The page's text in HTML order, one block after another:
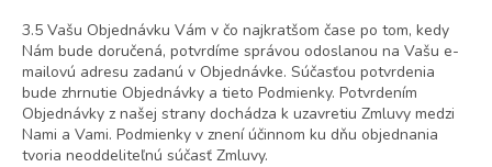
3.5 Vašu Objednávku Vám v čo najkratšom čase po tom, kedy
Nám bude doručená, potvrdíme správou odoslanou na Vašu e-
mailovú adresu zadanú v Objednávke. Súčasťou potvrdenia
bude zhrnutie Objednávky a tieto Podmienky. Potvrdením
Objednávky z našej strany dochádza k uzavretiu Zmluvy medzi
Nami a Vami. Podmienky v znení účinnom ku dňu objednania
tvoria neoddeliteľnú súčasť Zmluvy.